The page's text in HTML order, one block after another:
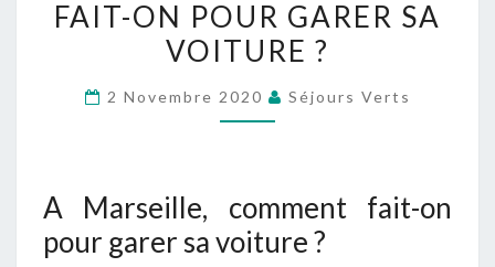
COMMENT
FAIT-
POUR
VOITURE ?
FAIT-ON POUR GARER SA
VOITURE ?
2 Novembre 2020 Séjours Verts
A Marseille, comment fait-on
pour garer sa voiture ?